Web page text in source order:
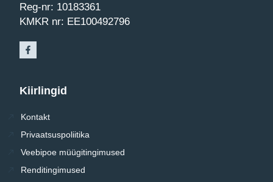
Reg-nr: 10183361
KMKR nr: EE100492796
Kiirlingid
Kontakt
Privaatsuspoliitika
Veebipoe müügitingimused
Renditingimused